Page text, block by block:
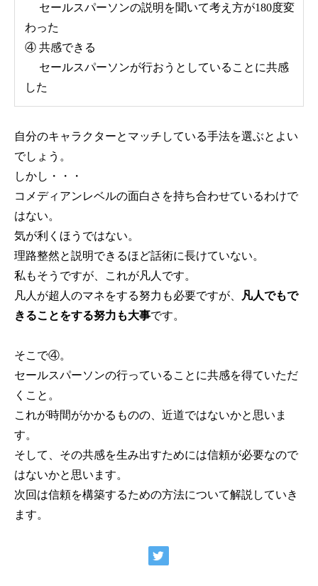
セールスパーソンの説明を聞いて考え方が180度変
わった
④ 共感できる
セールスパーソンが行おうとしていることに共感
した
自分のキャラクターとマッチしている手法を選ぶとよい
でしょう。
しかし・・・
コメディアンレベルの面白さを持ち合わせているわけで
はない。
気が利くほうではない。
理路整然と説明できるほど話術に長けていない。
私もそうですが、これが凡人です。
凡人が超人のマネをする努力も必要ですが、
凡人でもで
きることをする努力も大事です。
そこで④。
セールスパーソンの行っていることに共感を得ていただ
くこと。
これが時間がかかるものの、近道ではないかと思いま
す。
そして、その共感を生み出すためには信頼が必要なので
はないかと思います。
次回は信頼を構築するための方法について解説していき
ます。